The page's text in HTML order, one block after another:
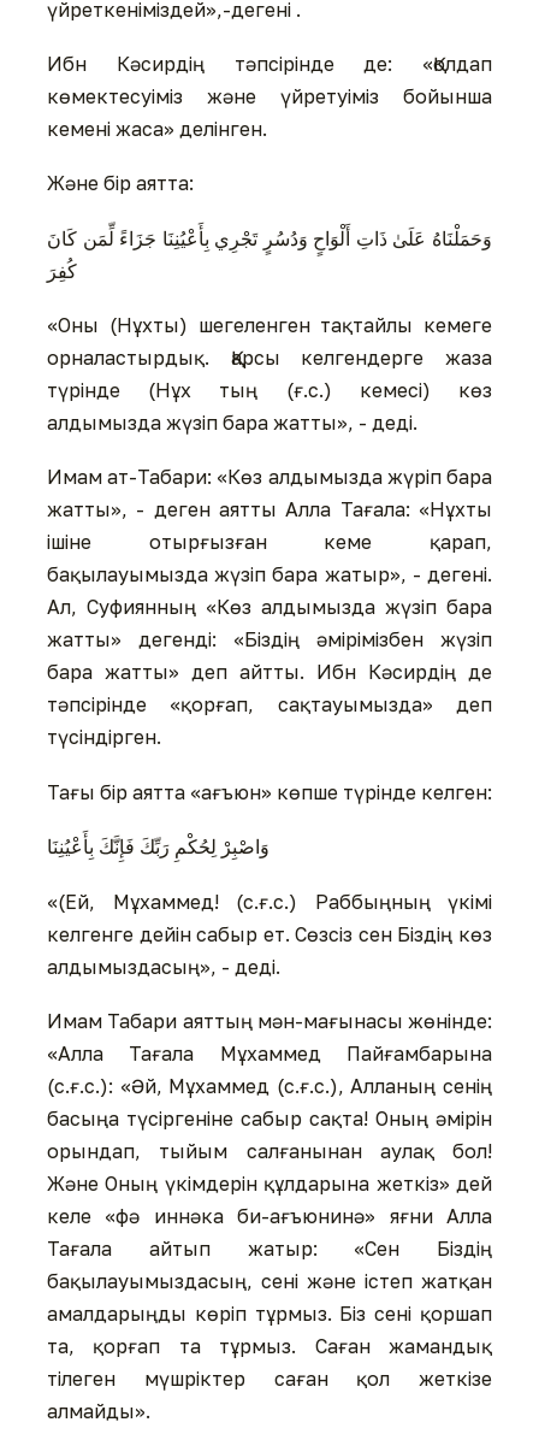
үйреткеніміздей»,-дегені .
Ибн Кәсирдің тәпсірінде де: «Қолдап
көмектесуіміз және үйретуіміз бойынша
кемені жаса» делінген.
Және бір аятта:
وَحَمَلْنَاهُ عَلَىٰ ذَاتِ أَلْوَاحٍ وَدُسُرٍ تَجْرِي بِأَعْيُنِنَا جَزَاءً لِّمَن كَانَ
كُفِرَ
«Оны (Нұхты) шегеленген тақтайлы кемеге
орналастырдық. Қарсы келгендерге жаза
түрінде (Нұх тың (ғ.с.) кемесі) көз
алдымызда жүзіп бара жатты», - деді.
Имам ат-Табари: «Көз алдымызда жүріп бара
жатты», - деген аятты Алла Тағала: «Нұхты
ішіне отырғызған кеме қарап,
бақылауымызда жүзіп бара жатыр», - дегені.
Ал, Суфиянның «Көз алдымызда жүзіп бара
жатты» дегенді: «Біздің әмірімізбен жүзіп
бара жатты» деп айтты. Ибн Кәсирдің де
тәпсірінде «қорғап, сақтауымызда» деп
түсіндірген.
Тағы бір аятта «ағъюн» көпше түрінде келген:
وَاصْبِرْ لِحُكْمِ رَبِّكَ فَإِنَّكَ بِأَعْيُنِنَا
«(Ей, Мұхаммед! (с.ғ.с.) Раббыңның үкімі
келгенге дейін сабыр ет. Сөзсіз сен Біздің көз
алдымыздасың», - деді.
Имам Табари аяттың мән-мағынасы жөнінде:
«Алла Тағала Мұхаммед Пайғамбарына
(с.ғ.с.): «Әй, Мұхаммед (с.ғ.с.), Алланың сенің
басыңа түсіргеніне сабыр сақта! Оның әмірін
орындап, тыйым салғанынан аулақ бол!
Және Оның үкімдерін құлдарына жеткіз» дей
келе «фә иннәка би-ағъюнинә» яғни Алла
Тағала айтып жатыр: «Сен Біздің
бақылауымыздасың, сені және істеп жатқан
амалдарыңды көріп тұрмыз. Біз сені қоршап
та, қорғап та тұрмыз. Саған жамандық
тілеген мүшріктер саған қол жеткізе
алмайды».